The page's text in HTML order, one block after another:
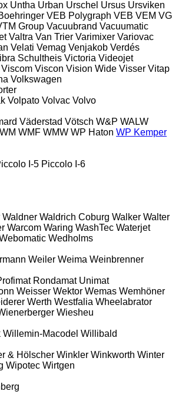
Untha Urban Urschel Ursus Ursviken
VEB Polygraph VEB VEM VG
Group Vacuubrand Vacuumatic
Valtra Van Trier Varimixer Variovac
Velati Vemag Venjakob Verdés
Schultheis Victoria Videojet
Viscom Viscon Vision Wide Visser Vitap
Volkswagen
Volpato Volvac Volvo
Väderstad Vötsch W&P WALW
WM WMF WMW WP Haton WP Kemper
I-5 Piccolo I-6
Waldner Waldrich Coburg Walker Walter
Warcom Waring WashTec Waterjet
Wedholms
Weiler Weima Weinbrenner
Rondamat Unimat
Weisser Wektor Wemas Wemhöner
Werth Westfalia Wheelabrator
Wiesheu
Willemin-Macodel Willibald
& Hölscher Winkler Winkworth Winter
Wipotec Wirtgen